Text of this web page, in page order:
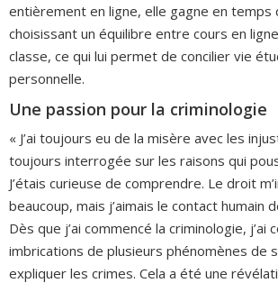
entièrement en ligne, elle gagne en
choisissant un équilibre entre cours en
classe, ce qui lui permet de concilier vie
personnelle.
Une passion pour la criminologie
« J’ai toujours eu de la misère avec les
toujours interrogée sur les raisons qui
J’étais curieuse de comprendre. Le droit
beaucoup, mais j’aimais le contact humain
Dès que j’ai commencé la criminologie, j’ai
imbrications de plusieurs phénomènes de
expliquer les crimes. Cela a été une